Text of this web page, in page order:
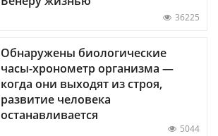
36225
Обнаружены биологические
часы-хронометр организма —
когда они выходят из строя,
развитие человека
останавливается
5044